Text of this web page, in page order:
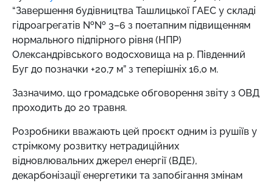
“Завершення будівництва Ташлицької ГАЕС у складі
гідроагрегатів №№ 3–6 з поетапним підвищенням
нормального підпірного рівня (НПР)
Олександрівського водосховища на р. Південний
Буг до позначки +20,7 м” з теперішніх 16,0 м.
Зазначимо, що громадське обговорення звіту з ОВД
проходить до 20 травня.
Розробники вважають цей проєкт одним із рушіїв у
стрімкому розвитку нетрадиційних
відновлювальних джерел енергії (ВДЕ),
декарбонізації енергетики та запобігання змінам